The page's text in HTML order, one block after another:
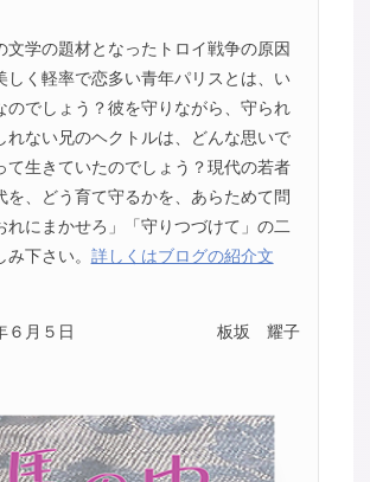
文学の題材となったトロイ戦争の原因
しく軽率で恋多い青年パリスとは、い
のでしょう？彼を守りながら、守られ
れない兄のヘクトルは、どんな思いで
て生きていたのでしょう？現代の若者
を、どう育て守るかを、あらためて問
れにまかせろ」「守りつづけて」の二
下さい。 詳しくはブログの紹介文
６月５日 板坂 耀子